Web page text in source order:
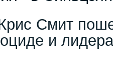
Смит
и